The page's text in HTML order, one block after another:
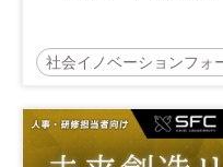
社会イノベーションフォ
事業承継 中堅中小企業
日経社会イノベーション